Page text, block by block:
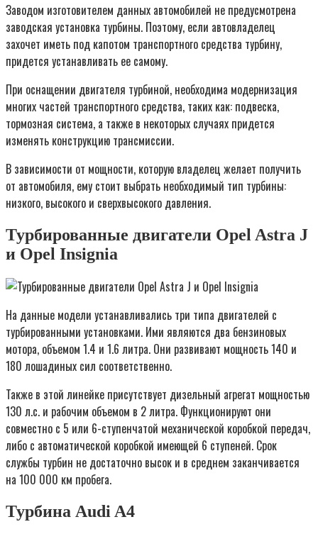
Заводом изготовителем данных автомобилей не предусмотрена
заводская установка турбины. Поэтому, если автовладелец
захочет иметь под капотом транспортного средства турбину,
придется устанавливать ее самому.
При оснащении двигателя турбиной, необходима модернизация
многих частей транспортного средства, таких как: подвеска,
тормозная система, а также в некоторых случаях придется
изменять конструкцию трансмиссии.
В зависимости от мощности, которую владелец желает получить
от автомобиля, ему стоит выбрать необходимый тип турбины:
низкого, высокого и сверхвысокого давления.
Турбированные двигатели Opel Astra J
и Opel Insignia
На данные модели устанавливались три типа двигателей с
турбированными установками. Ими являются два бензиновых
мотора, объемом 1.4 и 1.6 литра. Они развивают мощность 140 и
180 лошадиных сил соответственно.
Также в этой линейке присутствует дизельный агрегат мощностью
130 л.с. и рабочим объемом в 2 литра. Функционируют они
совместно с 5 или 6-ступенчатой механической коробкой передач,
либо с автоматической коробкой имеющей 6 ступеней. Срок
службы турбин не достаточно высок и в среднем заканчивается
на 100 000 км пробега.
Турбина Audi A4